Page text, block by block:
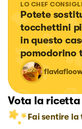
LO CHEF
Potete
tocchettini
in questo
pomodorino
Vota la ricetta
Fai sentire la